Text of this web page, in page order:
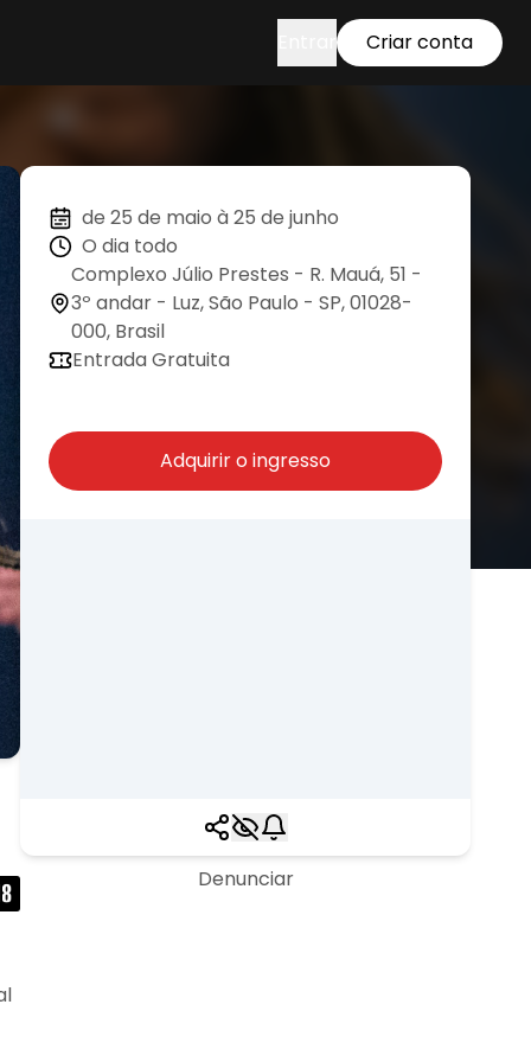
Criar conta
de 25 de maio à 25 de junho
O dia todo
Complexo Júlio Prestes - R. Mauá, 51 -
3º andar - Luz, São Paulo - SP, 01028-
000, Brasil
Entrada Gratuita
Adquirir o ingresso
Denunciar